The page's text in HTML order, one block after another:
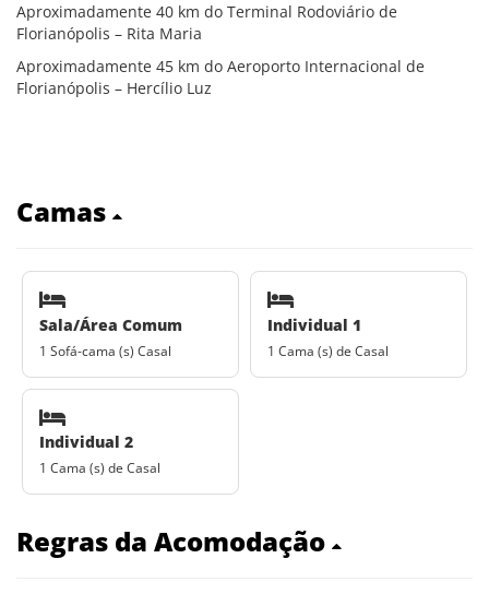
Aproximadamente 40 km do Terminal Rodoviário de
Florianópolis – Rita Maria
Aproximadamente 45 km do Aeroporto Internacional de
Florianópolis – Hercílio Luz
Camas
Sala/Área Comum
1 Sofá-cama (s) Casal
Individual 1
1 Cama (s) de Casal
Individual 2
1 Cama (s) de Casal
Regras da Acomodação